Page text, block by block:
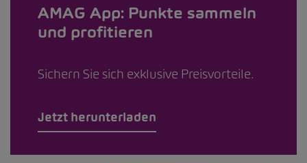
AMAG App: Punkte sammeln
und profitieren
Sichern Sie sich exklusive Preisvorteile.
Jetzt herunterladen